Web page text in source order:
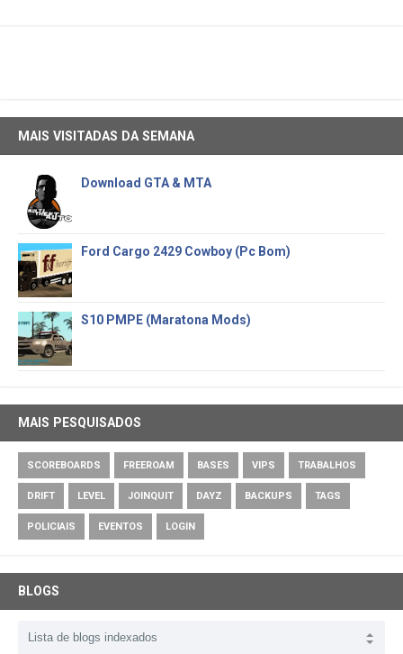
MAIS VISITADAS DA SEMANA
Download GTA & MTA
Ford Cargo 2429 Cowboy (Pc Bom)
S10 PMPE (Maratona Mods)
MAIS PESQUISADOS
SCOREBOARDS FREEROAM BASES VIPS TRABALHOS
DRIFT LEVEL JOINQUIT DAYZ BACKUPS TAGS
POLICIAIS EVENTOS LOGIN
BLOGS